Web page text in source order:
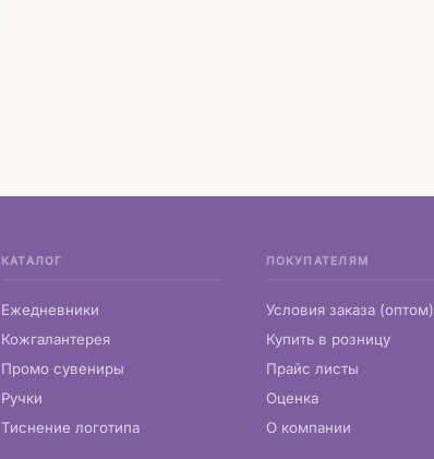
КАТАЛОГ
Ежедневники
Кожгалантерея
Промо сувениры
Ручки
Тиснение логотипа
ПОКУПАТЕЛЯМ
Условия заказа (оптом)
Купить в розницу
Прайс листы
Оценка
О компании